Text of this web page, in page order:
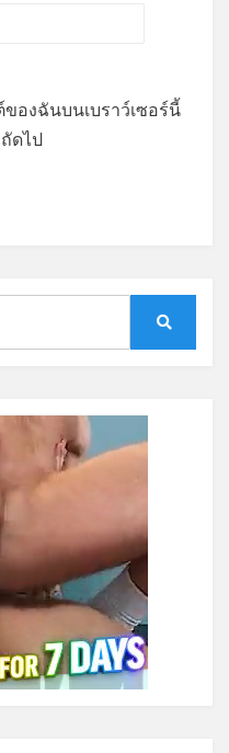
องฉันบนเบราว์เซอร์นี้
ดไป